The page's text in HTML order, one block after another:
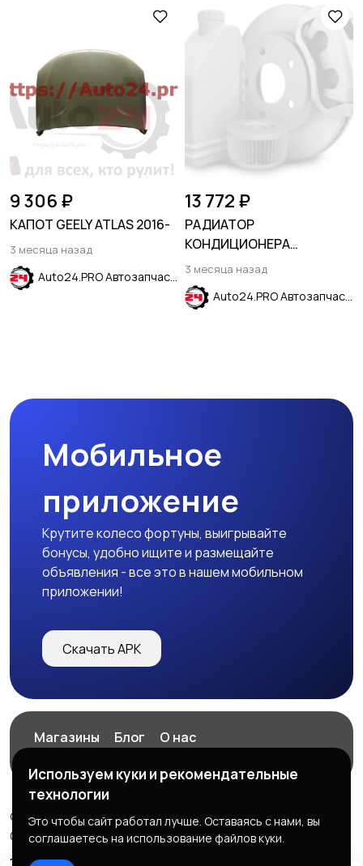
9 306 ₽
КАПОТ GEELY ATLAS 2016-
3 месяца назад
Auto24.PRO Автозапчасти
13 772 ₽
РАДИАТОР
КОНДИЦИОНЕРА
670x320x16 AT/MT 1,4T/1,8
CHEVROLET TRAX 2013-
2023 МЕКСИКАНСКЯ
3 месяца назад
Auto24.PRO Автозапчасти
Мобильное
приложение
Крутите колесо фортуны, выигрывайте
бонусы, удобно ищите и размещайте
объявления - все это в нашем мобильном
приложении!
Скачать APK
Магазины Блог
О нас
© 2026 ExZz.ru - Маркетплейс Экспресс Заказ
ООО "ЭКЗЗ", ОГРН: 888333777444
Используем куки и рекомендательные
технологии
Это чтобы сайт работал лучше. Оставаясь с нами, вы
соглашаетесь на использование файлов куки.